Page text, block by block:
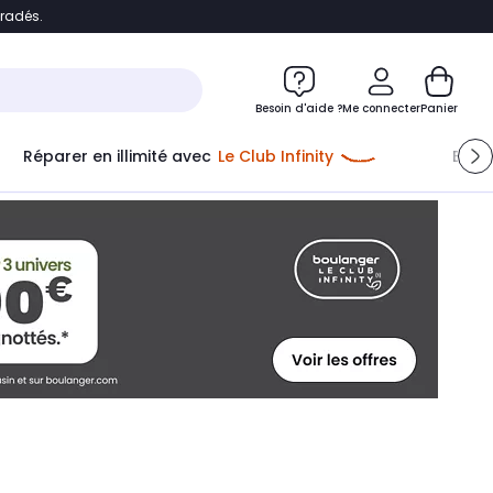
Besoin d'aide ?Me connecterPanier
Réparer en illimité avec Le Club Infinity